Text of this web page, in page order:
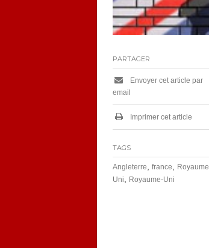
PARTAGER
Envoyer cet article par
email
Imprimer cet article
TAGS
Angleterre france
Royaume
Uni
Royaume-Uni